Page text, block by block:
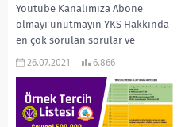
Youtube Kanalımıza Abone
olmayı unutmayın YKS Hakkında
en çok sorulan sorular ve
cevapları ! ”
adresinden daha çok...
26.07.2021 6.866